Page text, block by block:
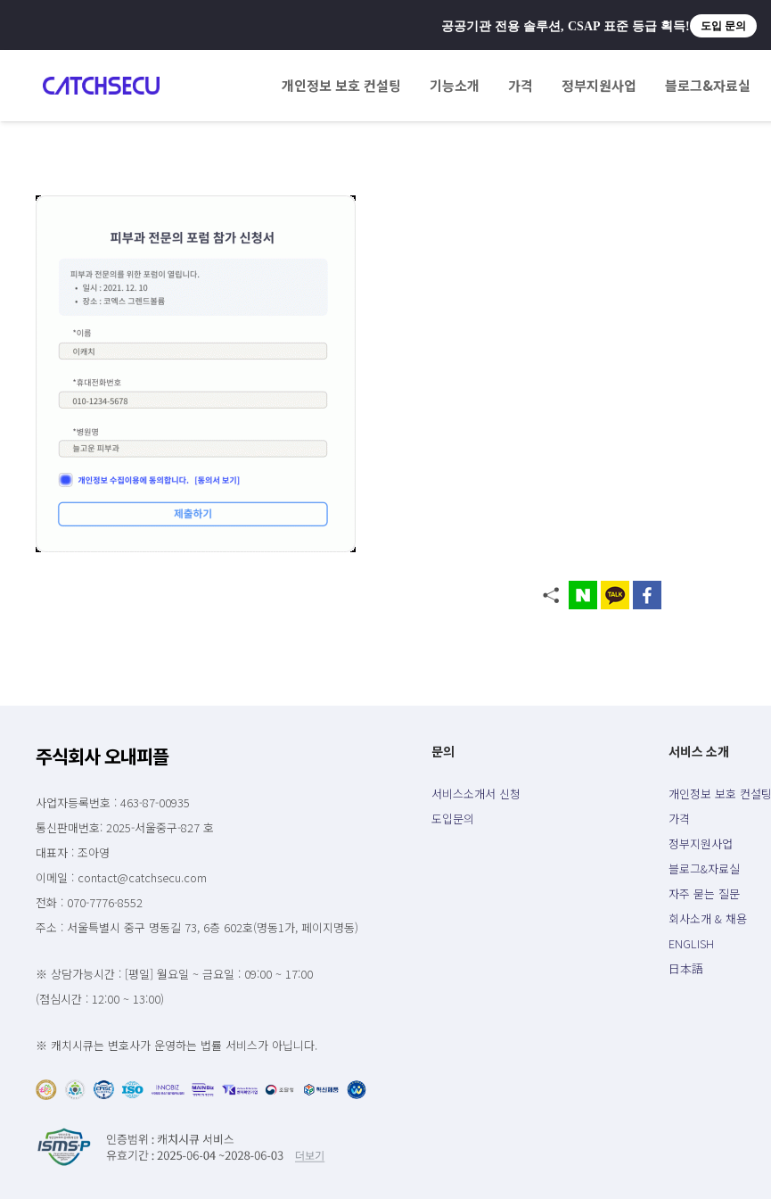
공공기관 전용 솔루션, CSAP 표준 등급 획득! 도입 문의
개인정보 보호 컨설팅 기능소개 가격 정부지원사업 블로그&자료실
주식회사 오내피플
사업자등록번호 : 463-87-00935
통신판매번호: 2025-서울중구-827 호
대표자 : 조아영
이메일 : contact@catchsecu.com
전화 : 070-7776-8552
주소 : 서울특별시 중구 명동길 73, 6층 602호(명동1가, 페이지명동)
※ 상담가능시간 : [평일] 월요일 ~ 금요일 : 09:00 ~ 17:00
(점심시간 : 12:00 ~ 13:00)
※ 캐치시큐는 변호사가 운영하는 법률 서비스가 아닙니다.
문의
서비스소개서 신청
도입문의
서비스 소개
개인정보 보호 컨설팅
가격
정부지원사업
블로그&자료실
자주 묻는 질문
회사소개 & 채용
ENGLISH
日本語